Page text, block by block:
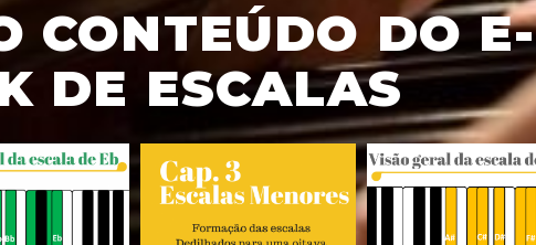
CONTEÚDO DO E-
DE ESCALAS